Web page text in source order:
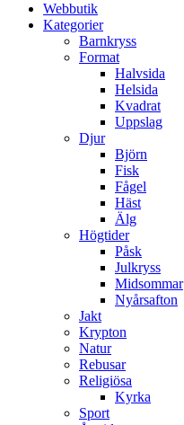
Webbutik
Kategorier
Barnkryss
Format
Halvsida
Helsida
Kvadrat
Uppslag
Djur
Björn
Fisk
Fågel
Häst
Älg
Högtider
Påsk
Julkryss
Midsommar
Nyårsafton
Jakt
Krypton
Natur
Rebusar
Religiösa
Kyrka
Sport